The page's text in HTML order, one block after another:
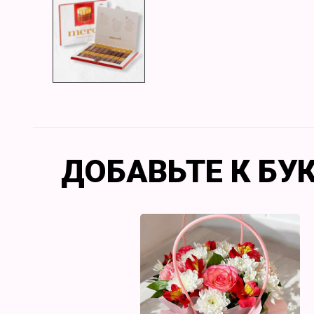
ДОБАВЬТЕ К